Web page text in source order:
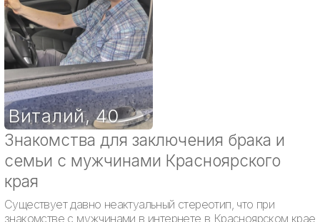
Виталий,40
Знакомства для заключения брака и
семьи с мужчинами Красноярского
края
Существует давно неактуальный стереотип, что при
знакомстве с мужчинами в интернете в Красноярском крае